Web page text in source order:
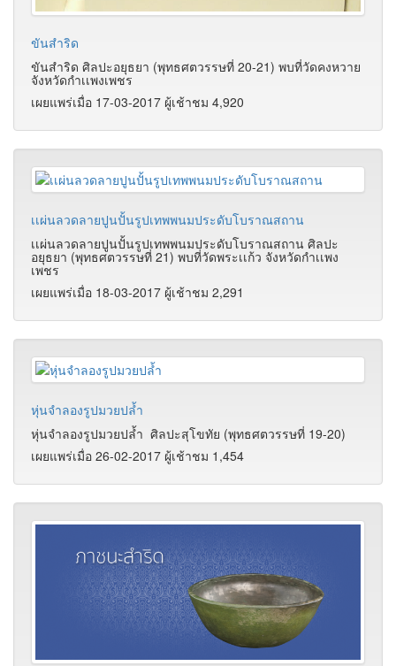
ขันสำริด
ขันสำริด ศิลปะอยุธยา (พุทธศตวรรษที่ 20-21) พบที่วัดคงหวาย
จังหวัดกำเเพงเพชร
เผยแพร่เมื่อ 17-03-2017 ผู้เช้าชม 4,920
เเผ่นลวดลายปูนปั้นรูปเทพพนมประดับโบราณสถาน
เเผ่นลวดลายปูนปั้นรูปเทพพนมประดับโบราณสถาน ศิลปะ
อยุธยา (พุทธศตวรรษที่ 21) พบที่วัดพระเเก้ว จังหวัดกำเเพง
เพชร
เผยแพร่เมื่อ 18-03-2017 ผู้เช้าชม 2,291
หุ่นจำลองรูปมวยปล้ำ
หุ่นจำลองรูปมวยปล้ำ ศิลปะสุโขทัย (พุทธศตวรรษที่ 19-20)
เผยแพร่เมื่อ 26-02-2017 ผู้เช้าชม 1,454